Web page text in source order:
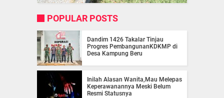
POPULAR POSTS
Dandim 1426 Takalar Tinjau
Progres PembangunanKDKMP di
Desa Kampung Beru
Inilah Alasan Wanita,Mau Melepas
Keperawanannya Meski Belum
Resmi Statusnya